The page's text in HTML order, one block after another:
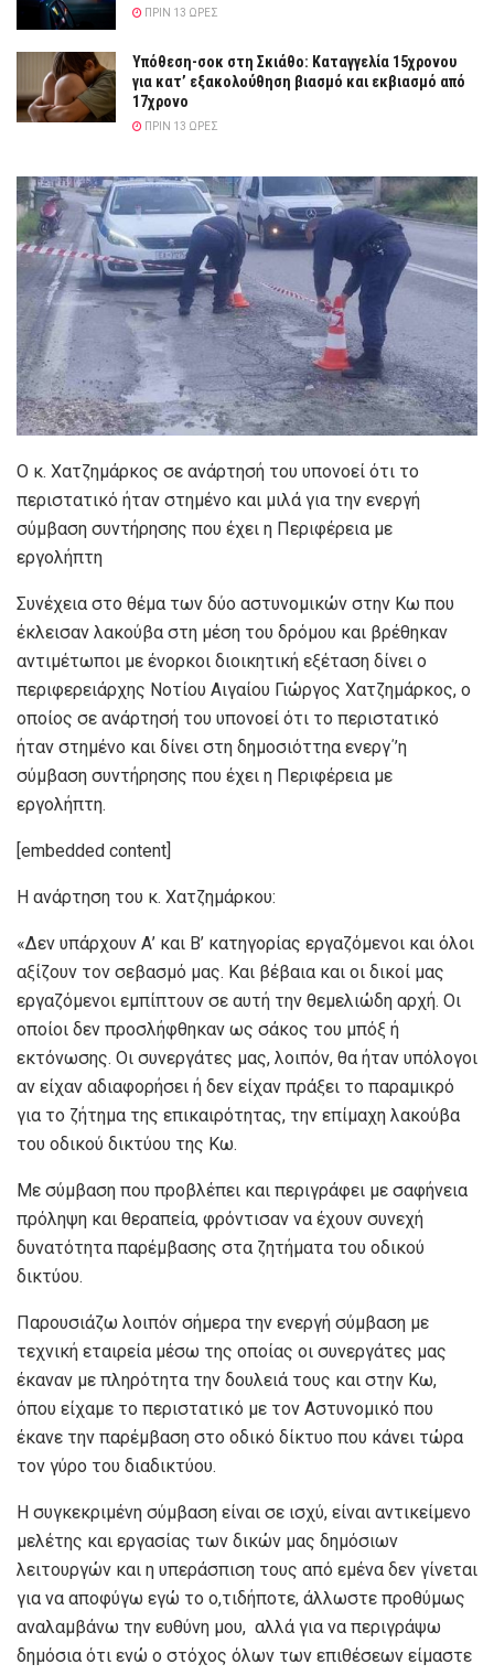
ΠΡΙΝ 13 ΏΡΕΣ
Υπόθεση-σοκ στη Σκιάθο: Καταγγελία 15χρονου
για κατ’ εξακολούθηση βιασμό και εκβιασμό από
17χρονο
ΠΡΙΝ 13 ΏΡΕΣ
Ο κ. Χατζημάρκος σε ανάρτησή του υπονοεί ότι το
περιστατικό ήταν στημένο και μιλά για την ενεργή
σύμβαση συντήρησης που έχει η Περιφέρεια με
εργολήπτη
Συνέχεια στο θέμα των δύο αστυνομικών στην Κω που
έκλεισαν λακούβα στη μέση του δρόμου και βρέθηκαν
αντιμέτωποι με ένορκοι διοικητική εξέταση δίνει ο
περιφερειάρχης Νοτίου Αιγαίου Γιώργος Χατζημάρκος, ο
οποίος σε ανάρτησή του υπονοεί ότι το περιστατικό
ήταν στημένο και δίνει στη δημοσιόττηα ενεργ΄’η
σύμβαση συντήρησης που έχει η Περιφέρεια με
εργολήπτη.
[embedded content]
Η ανάρτηση του κ. Χατζημάρκου:
«Δεν υπάρχουν Α’ και Β’ κατηγορίας εργαζόμενοι και όλοι
αξίζουν τον σεβασμό μας. Και βέβαια και οι δικοί μας
εργαζόμενοι εμπίπτουν σε αυτή την θεμελιώδη αρχή. Οι
οποίοι δεν προσλήφθηκαν ως σάκος του μπόξ ή
εκτόνωσης. Οι συνεργάτες μας, λοιπόν, θα ήταν υπόλογοι
αν είχαν αδιαφορήσει ή δεν είχαν πράξει το παραμικρό
για το ζήτημα της επικαιρότητας, την επίμαχη λακούβα
του οδικού δικτύου της Κω.
Με σύμβαση που προβλέπει και περιγράφει με σαφήνεια
πρόληψη και θεραπεία, φρόντισαν να έχουν συνεχή
δυνατότητα παρέμβασης στα ζητήματα του οδικού
δικτύου.
Παρουσιάζω λοιπόν σήμερα την ενεργή σύμβαση με
τεχνική εταιρεία μέσω της οποίας οι συνεργάτες μας
έκαναν με πληρότητα την δουλειά τους και στην Κω,
όπου είχαμε το περιστατικό με τον Αστυνομικό που
έκανε την παρέμβαση στο οδικό δίκτυο που κάνει τώρα
τον γύρο του διαδικτύου.
Η συγκεκριμένη σύμβαση είναι σε ισχύ, είναι αντικείμενο
μελέτης και εργασίας των δικών μας δημόσιων
λειτουργών και η υπεράσπιση τους από εμένα δεν γίνεται
για να αποφύγω εγώ το ο,τιδήποτε, άλλωστε προθύμως
αναλαμβάνω την ευθύνη μου, αλλά για να περιγράψω
δημόσια ότι ενώ ο στόχος όλων των επιθέσεων είμαστε